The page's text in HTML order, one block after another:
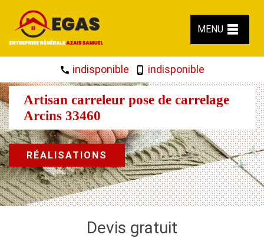
MENU
indisponible indisponible
Artisan carreleur pose de carrelage
Arcins 33460
RÉALISATIONS
Devis gratuit